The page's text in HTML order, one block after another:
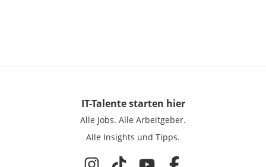
IT-Talentestarten hier
Alle Jobs. Alle Arbeitgeber.
Alle Insights und Tipps.